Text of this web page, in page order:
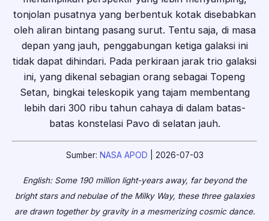
tonjolan pusatnya yang berbentuk kotak disebabkan
oleh aliran bintang pasang surut. Tentu saja, di masa
depan yang jauh, penggabungan ketiga galaksi ini
tidak dapat dihindari. Pada perkiraan jarak trio galaksi
ini, yang dikenal sebagian orang sebagai Topeng
Setan, bingkai teleskopik yang tajam membentang
lebih dari 300 ribu tahun cahaya di dalam batas-
batas konstelasi Pavo di selatan jauh.
Sumber: NASA APOD | 2026-07-03
English: Some 190 million light-years away, far beyond the
bright stars and nebulae of the Milky Way, these three galaxies
are drawn together by gravity in a mesmerizing cosmic dance.